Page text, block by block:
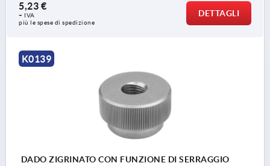
5,23 €
+ IVA
più le spese di spedizione
DETTAGLI
K0139
DADO ZIGRINATO CON FUNZIONE DI SERRAGGIO